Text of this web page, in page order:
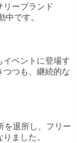
ーブランド
中です。
イベントに登場す
つつも、継続的な
を退所し、フリー
ました。